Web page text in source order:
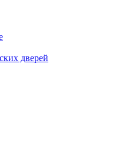
дверей